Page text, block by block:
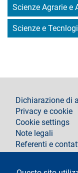
Scienze Agrarie e
Scienze e
footer
Dichiarazione di
Privacy e cookie
Cookie settings
Note legali
Referenti e